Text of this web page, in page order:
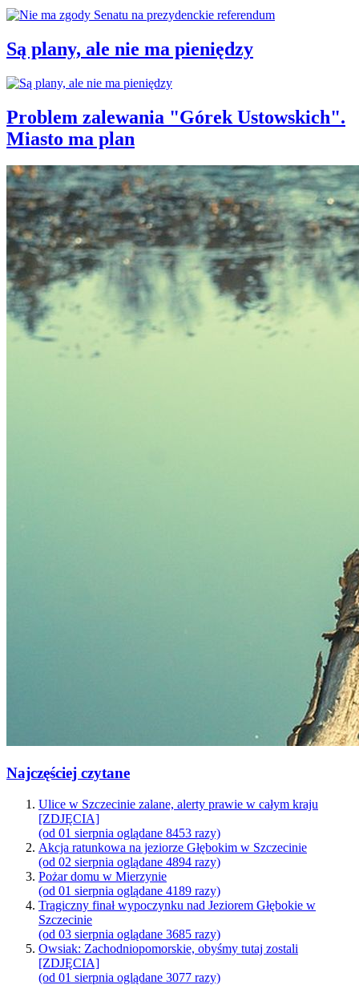
Są plany, ale nie ma pieniędzy
Problem zalewania "Górek Ustowskich".
Miasto ma plan
Najczęściej czytane
Ulice w Szczecinie zalane, alerty prawie w całym kraju
[ZDJĘCIA]
(od 01 sierpnia oglądane 8453 razy)
Akcja ratunkowa na jeziorze Głębokim w Szczecinie
(od 02 sierpnia oglądane 4894 razy)
Pożar domu w Mierzynie
(od 01 sierpnia oglądane 4189 razy)
Tragiczny finał wypoczynku nad Jeziorem Głębokie w
Szczecinie
(od 03 sierpnia oglądane 3685 razy)
Owsiak: Zachodniopomorskie, obyśmy tutaj zostali
[ZDJĘCIA]
(od 01 sierpnia oglądane 3077 razy)